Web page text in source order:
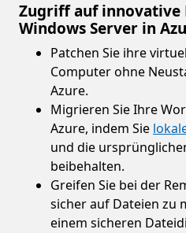
Zugriff auf innovative
Windows Server in
Patchen Sie ihre
Computer ohne
Azure.
Migrieren Sie Ihre
Azure, indem Sie
und die
beibehalten.
Greifen Sie bei der
sicher auf Dateien zu
einem sicheren